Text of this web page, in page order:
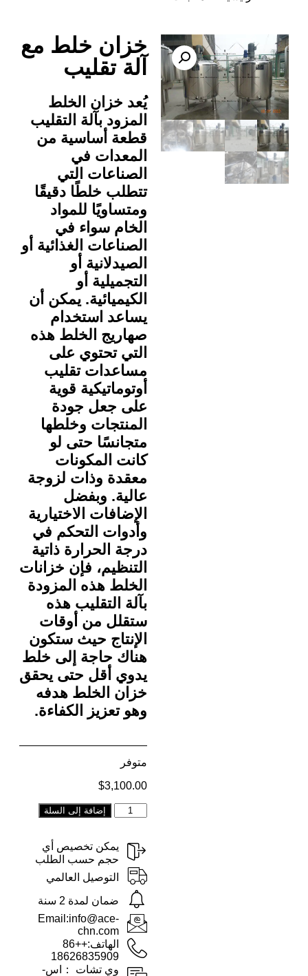
خزان خلط مع
آلة تقليب
يُعد خزان الخلط
المزود بآلة التقليب
قطعة أساسية من
المعدات في
الصناعات التي
تتطلب خلطًا دقيقًا
ومتساويًا للمواد
الخام سواء في
الصناعات الغذائية أو
الصيدلانية أو
التجميلية أو
الكيميائية. يمكن أن
يساعد استخدام
صهاريج الخلط هذه
التي تحتوي على
مساعدات تقليب
أوتوماتيكية قوية
على جعل جودة
المنتجات وخلطها
متجانسًا حتى لو
كانت المكونات
معقدة وذات لزوجة
عالية. وبفضل
الإضافات الاختيارية
وأدوات التحكم في
درجة الحرارة ذاتية
التنظيم، فإن خزانات
الخلط هذه المزودة
بآلة التقليب هذه
ستقلل من أوقات
الإنتاج حيث ستكون
هناك حاجة إلى خلط
يدوي أقل حتى يحقق
خزان الخلط هدفه
وهو تعزيز الكفاءة.
متوفر
$3,100.00
إضافة إلى السلة
يمكن تخصيص أي
حجم حسب الطلب
التوصيل العالمي
ضمان لمدة 2 سنة
Email:info@ace-
chn.com
الهاتف:++86
18626835909
وي تشات ：اس-